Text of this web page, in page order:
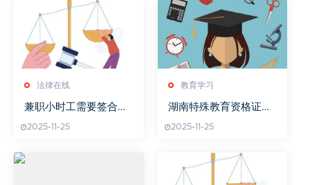
法律在线
兼职小时工需要签合同
2025-11-25
教育学习
湖南特殊教育资格证考
2025-11-25